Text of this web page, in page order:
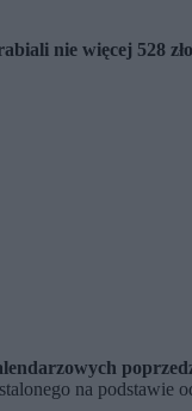
nie więcej 528
na podstawie